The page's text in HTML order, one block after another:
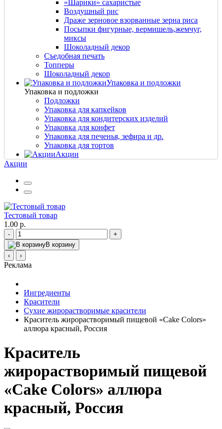
«Шарики» сахаристые
Воздушный рис
Драже зерновое взорванные зерна риса
Посыпки фигурные, вермишель,жемчуг,
миксы
Шоколадный декор
Съедобная печать
Топперы
Шоколадный декор
Упаковка и подложки
Упаковка и подложки
Подложки
Упаковка для капкейков
Упаковка для кондитерских изделий
Упаковка для конфет
Упаковка для печенья, зефира и др.
Упаковка для тортов
Акции
Акции
Тестовый товар
1.00 р.
-
+
В корзину
‹
›
Реклама
Ингредиенты
Красители
Сухие жирорастворимые красители
Краситель жирорастворимый пищевой «Cake Colors»
аллюра красный, Россия
Краситель
жирорастворимый пищевой
«Cake Colors» аллюра
красный, Россия